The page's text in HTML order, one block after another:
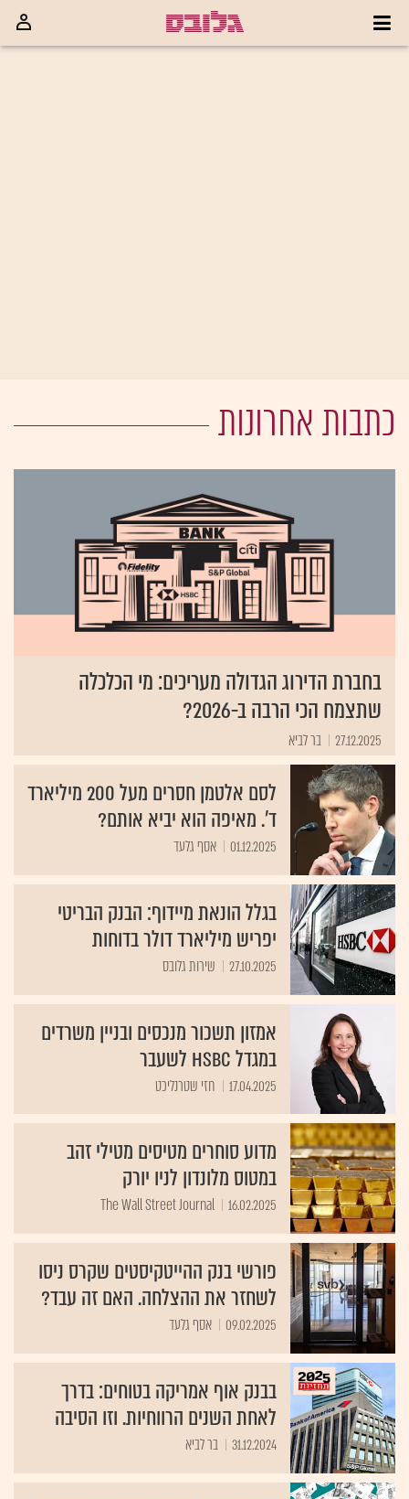
כתבות אחרונות
בחברת הדירוג הגדולה מעריכים: מי הכלכלה
שתצמח הכי הרבה ב-2026?
27.12.2025 בר לביא
לסם אלטמן חסרים מעל 200 מיליארד
ד'. מאיפה הוא יביא אותם?
01.12.2025 אסף גלעד
בגלל הונאת מיידוף: הבנק הבריטי
יפריש מיליארד דולר בדוחות
27.10.2025 שירות גלובס
אמזון תשכור מנכסים ובניין משרדים
במגדל HSBC לשעבר
17.04.2025 חזי שטרנליכט
מדוע סוחרים מטיסים מטילי זהב
במטוס מלונדון לניו יורק
16.02.2025
The Wall Street Journal
פורשי בנק ההייטקיסטים שקרס ניסו
לשחזר את ההצלחה. האם זה עבד?
09.02.2025 אסף גלעד
בבנק אוף אמריקה בטוחים: בדרך
לאחת השנים הרווחיות. וזו הסיבה
31.12.2024 בר לביא